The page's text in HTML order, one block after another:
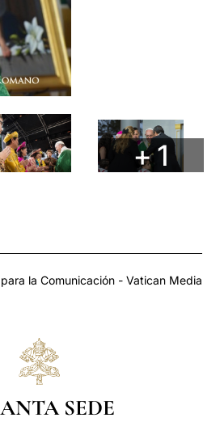
+ 1
la Comunicación - Vatican Media
SEDE